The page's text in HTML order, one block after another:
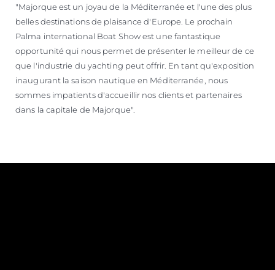
"Majorque est un joyau de la Méditerranée et l'une des plus
belles destinations de plaisance d'Europe. Le prochain
Palma international Boat Show est une fantastique
opportunité qui nous permet de présenter le meilleur de ce
que l'industrie du yachting peut offrir. En tant qu'exposition
inaugurant la saison nautique en Méditerranée, nous
sommes impatients d'accueillir nos clients et partenaires
dans la capitale de Majorque".